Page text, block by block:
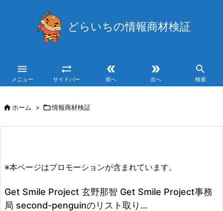
どらいちの情報商材検証

メニュー

サイドバー

前へ

次へ

検索
ホーム > 情報商材検証
※本ページはプロモーションが含まれています。
Get Smile Project 玄野那智 Get Smile Project事務
局 second-penguinのリスト取り…